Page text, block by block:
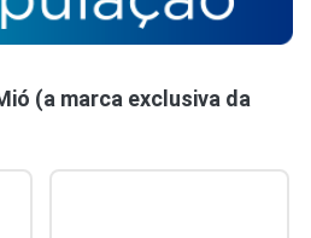
(a marca exclusiva da